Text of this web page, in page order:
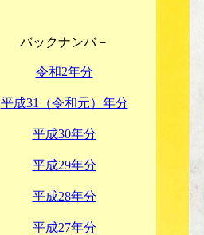
バックナンバ－
令和2年分
平成31（令和元）年分
平成30年分
平成29年分
平成28年分
平成27年分